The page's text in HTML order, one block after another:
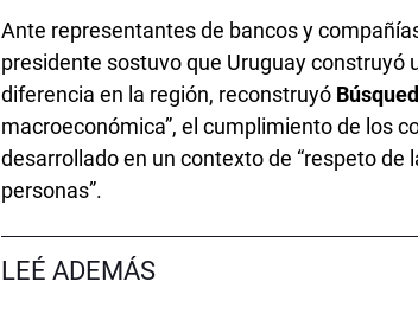
Ante representantes de bancos y
presidente sostuvo que Uruguay construyó
diferencia en la región, reconstruyó
macroeconómica”, el cumplimiento de los
desarrollado en un contexto de “respeto de
personas”.
LEÉ ADEMÁS